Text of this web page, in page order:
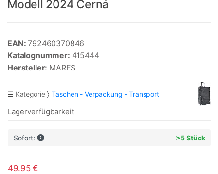
Modell 2024 Černá
EAN: 792460370846
Katalognummer: 415444
Hersteller: MARES
☰ Kategorie Taschen - Verpackung - Transport
Lagerverfügbarkeit
Sofort: >5 Stück
49.95 €